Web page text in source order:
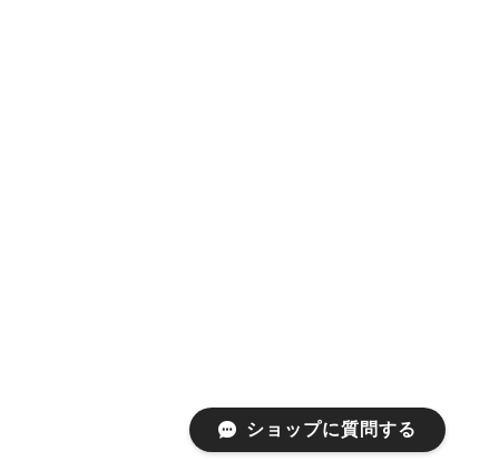
ショップに質問する